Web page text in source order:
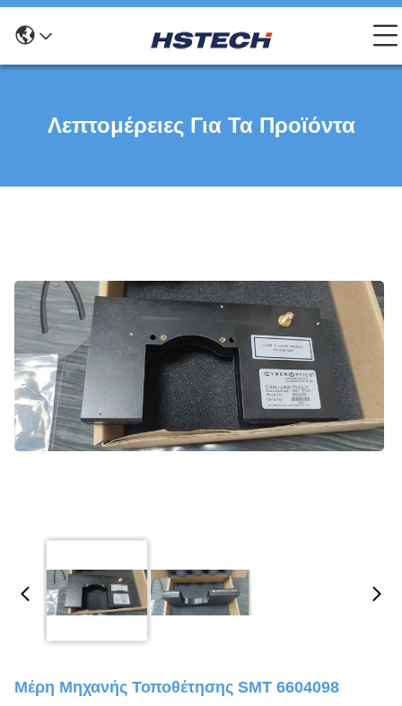
Λεπτομέρειες Για Τα Προϊόντα
Μέρη Μηχανής Τοποθέτησης SMT 6604098